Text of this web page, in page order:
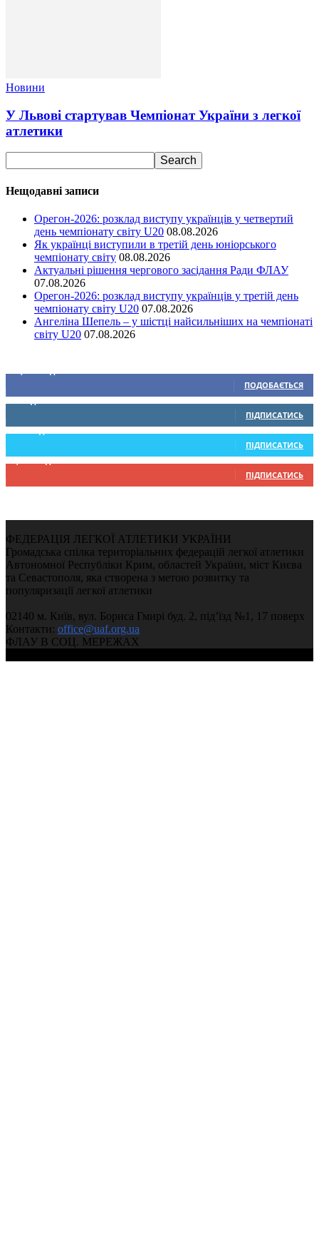
Новини
У Львові стартував Чемпіонат України з легкої
атлетики
Нещодавні записи
Орегон-2026: розклад виступу українців у четвертий
день чемпіонату світу U20 08.08.2026
Як українці виступили в третій день юніорського
чемпіонату світу 08.08.2026
Актуальні рішення чергового засідання Ради ФЛАУ
07.08.2026
Орегон-2026: розклад виступу українців у третій день
чемпіонату світу U20 07.08.2026
Ангеліна Шепель – у шістці найсильніших на чемпіонаті
світу U20 07.08.2026
ПОДОБАЄТЬСЯ
0 Підписників
ПІДПИСАТИСЬ
234 Підписників
ПІДПИСАТИСЬ
9,370 Підписників
ПІДПИСАТИСЬ
ФЕДЕРАЦІЯ ЛЕГКОЇ АТЛЕТИКИ УКРАЇНИ
Громадська спілка територіальних федерацій легкої атлетики
Автономної Республіки Крим, областей України, міст Києва
та Севастополя, яка створена з метою розвитку та
популяризації легкої атлетики
02140 м. Київ, вул. Бориса Гмирі буд. 2, під’їзд №1, 17 поверх
Контакти: office@uaf.org.ua
ФЛАУ В СОЦ. МЕРЕЖАХ